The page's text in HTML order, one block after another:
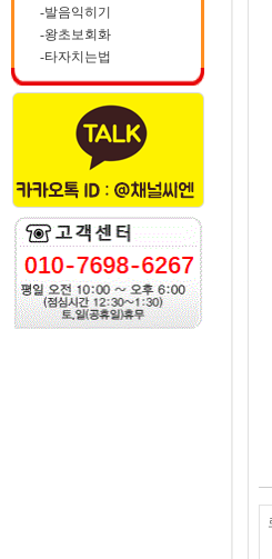
-발음익히기
-왕초보회화
-타자치는법